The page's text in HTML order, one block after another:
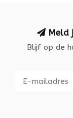
Meld
Blijf op de